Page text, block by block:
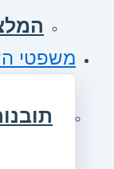
משפטי